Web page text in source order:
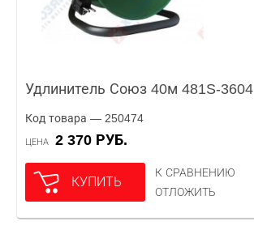
Удлинитель Союз 40м 481S-3604
Код товара — 250474
ЦЕНА 2 370 РУБ.
КУПИТЬ
К СРАВНЕНИЮ
ОТЛОЖИТЬ